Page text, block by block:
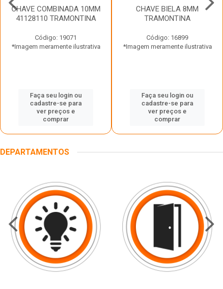
CHAVE COMBINADA 10MM
41128110 TRAMONTINA
Código: 19071
*Imagem meramente ilustrativa
Faça seu login ou
cadastre-se para
ver preços e
comprar
CHAVE BIELA 8MM
TRAMONTINA
Código: 16899
*Imagem meramente ilustrativa
Faça seu login ou
cadastre-se para
ver preços e
comprar
DEPARTAMENTOS